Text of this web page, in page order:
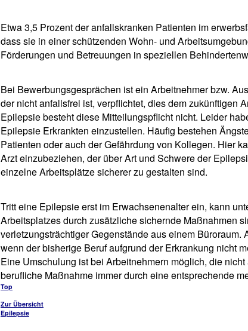
Etwa 3,5 Prozent der anfallskranken Patienten im
dass sie in einer schützenden Wohn- und
Förderungen und Betreuungen in speziellen
Bei Bewerbungsgesprächen ist ein Arbeitnehmer bzw.
der nicht anfallsfrei ist, verpflichtet, dies dem zukünftigen
Epilepsie besteht diese Mitteilungspflicht nicht. Leider
Epilepsie Erkrankten einzustellen. Häufig bestehen
Patienten oder auch der Gefährdung von Kollegen. Hier
Arzt einzubeziehen, der über Art und Schwere der
einzelne Arbeitsplätze sicherer zu gestalten sind.
Tritt eine Epilepsie erst im Erwachsenenalter ein, kann
Arbeitsplatzes durch zusätzliche sichernde Maßnahmen
verletzungsträchtiger Gegenstände aus einem
wenn der bisherige Beruf aufgrund der Erkrankung nicht
Eine Umschulung ist bei Arbeitnehmern möglich, die
berufliche Maßnahme immer durch eine entsprechende
Top
Zur Übersicht
Epilepsie